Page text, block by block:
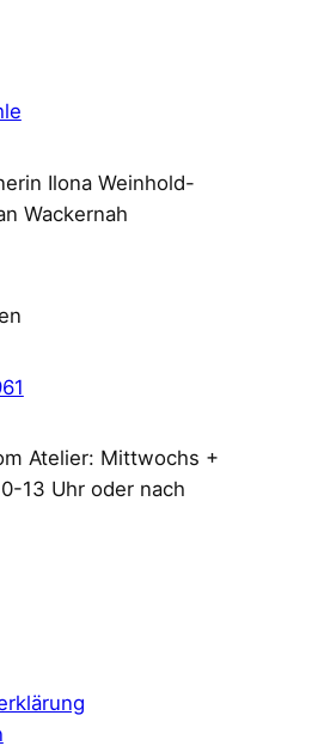
Ilona Weinhold-
Wackernah
Atelier: Mittwochs +
13 Uhr oder nach